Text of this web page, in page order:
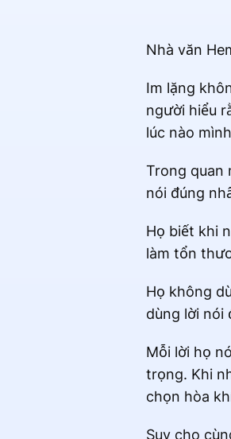
Nhà văn
Im lặng
người hiểu
lúc nào
Trong quan
nói đúng
Họ biết khi
làm tổn
Họ không
dùng lời nói
Mỗi lời họ
trọng. Khi
chọn hòa
Suy cho